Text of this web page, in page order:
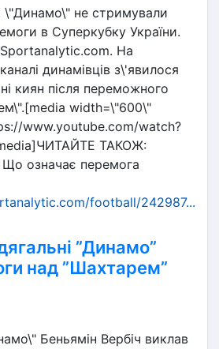
\"Динамо\" не стримували
в Суперкубку України.
На
динамівців з\'явилося
киян після переможного
width=\"600\"
www.youtube.com/watch?
ТАКОЖ:
Що означає перемога
football/242987...
”Динамо”
над ”Шахтарем”
Беньямін Вербіч виклав